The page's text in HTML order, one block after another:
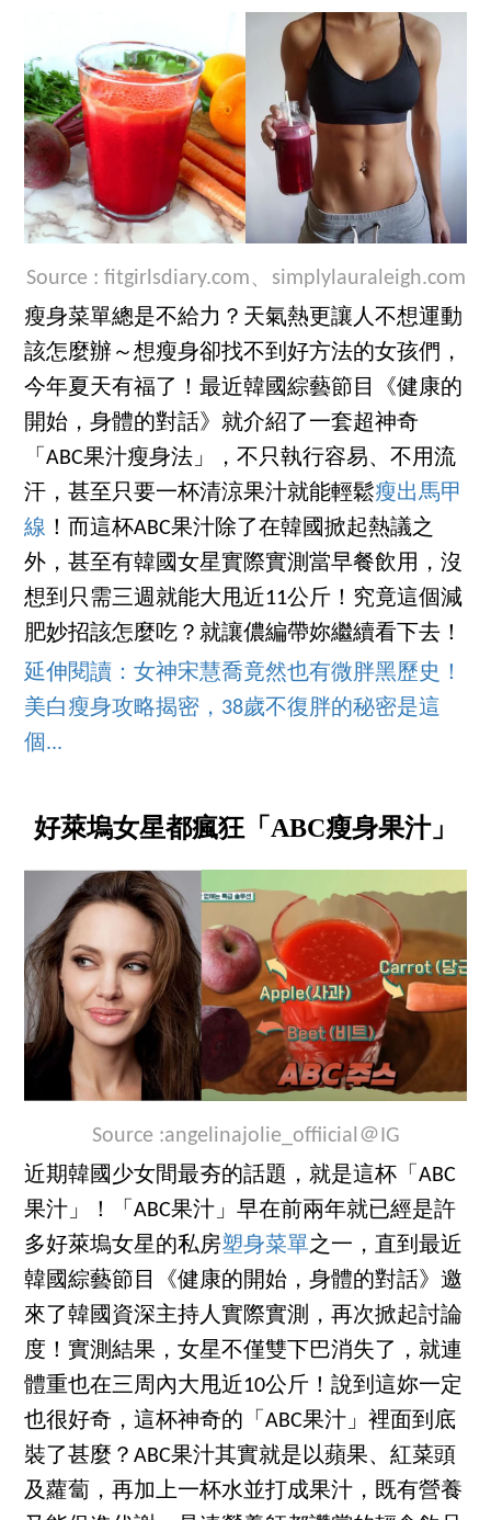
Source : fitgirlsdiary.com、 simplylauraleigh.com
瘦身菜單總是不給力？天氣熱更讓人不想運動
該怎麼辦～想瘦身卻找不到好方法的女孩們，
今年夏天有福了！最近韓國綜藝節目《健康的
開始，身體的對話》就介紹了一套超神奇
「ABC果汁瘦身法」，不只執行容易、不用流
汗，甚至只要一杯清涼果汁就能輕鬆瘦出馬甲
線 ！而這杯ABC果汁除了在韓國掀起熱議之
外，甚至有韓國女星實際實測當早餐飲用，沒
想到只需三週就能大甩近11公斤！究竟這個減
肥妙招該怎麼吃？就讓儂編帶妳繼續看下去！
延伸閱讀：女神宋慧喬竟然也有微胖黑歷史！
美白瘦身攻略揭密，38歲不復胖的秘密是這
個...
好萊塢女星都瘋狂「ABC瘦身果汁」
Source :angelinajolie_offiicial＠IG
近期韓國少女間最夯的話題，就是這杯「ABC
果汁」！「ABC果汁」早在前兩年就已經是許
多好萊塢女星的私房塑身菜單之一，直到最近
韓國綜藝節目《健康的開始，身體的對話》邀
來了韓國資深主持人實際實測，再次掀起討論
度！實測結果，女星不僅雙下巴消失了，就連
體重也在三周內大甩近10公斤！說到這妳一定
也很好奇，這杯神奇的「ABC果汁」裡面到底
裝了甚麼？ABC果汁其實就是以蘋果、紅菜頭
及蘿蔔，再加上一杯水並打成果汁，既有營養